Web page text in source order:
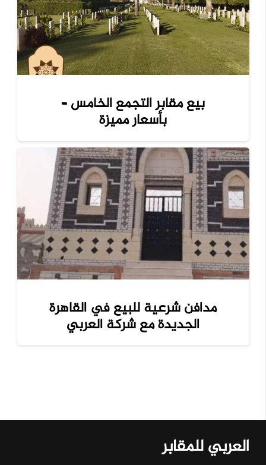
بيع مقابر التجمع الخامس –
بأسعار مميزة
مدافن شرعية للبيع في القاهرة
الجديدة مع شركة العربي
العربي للمقابر